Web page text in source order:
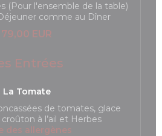
(Pour l'ensemble de la table)
comme au Dîner
79,00 EUR
Entrées
La Tomate
de tomates, glace
à l’ail et Herbes
des allergènes